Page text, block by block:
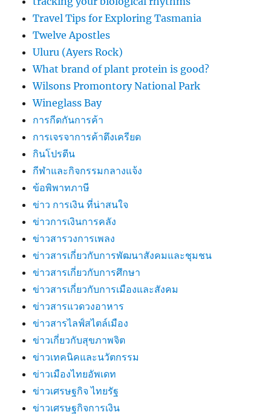
Travel Tips for Exploring Tasmania
Twelve Apostles
Uluru (Ayers Rock)
What brand of plant protein is good?
Wilsons Promontory National Park
Wineglass Bay
การกีดกันการค้า
การเจรจาการค้าตึงเครียด
กินโปรตีน
กีฬาและกิจกรรมกลางแจ้ง
ข้อพิพาทภาษี
ข่าว การเงิน ที่น่าสนใจ
ข่าวการเงินการคลัง
ข่าวสารวงการเพลง
ข่าวสารเกี่ยวกับการพัฒนาสังคมและชุมชน
ข่าวสารเกี่ยวกับการศึกษา
ข่าวสารเกี่ยวกับการเมืองและสังคม
ข่าวสารแวดวงอาหาร
ข่าวสารไลฟ์สไตล์เมือง
ข่าวเกี่ยวกับสุขภาพจิต
ข่าวเทคนิคและนวัตกรรม
ข่าวเมืองไทยอัพเดท
ข่าวเศรษฐกิจ ไทยรัฐ
ข่าวเศรษฐกิจการเงิน